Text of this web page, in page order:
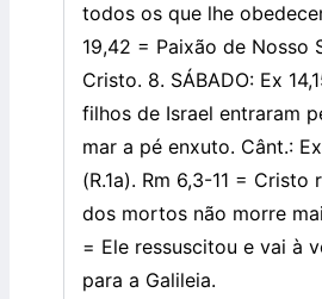
todos os que lhe
19,42 = Paixão de Nosso
Cristo. 8. SÁBADO: Ex
filhos de Israel entraram
mar a pé enxuto. Cânt.: Ex
(R.1a). Rm 6,3-11 = Cristo
dos mortos não morre
= Ele ressuscitou e vai à
para a Galileia.